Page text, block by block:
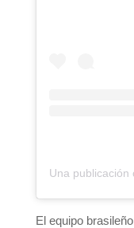
El equipo